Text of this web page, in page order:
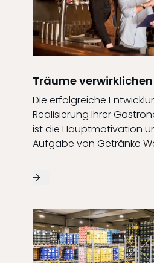
Träume verwirklichen
Die erfolgreiche
Realisierung Ihrer
ist die Hauptmotivation
Aufgabe von Getränke